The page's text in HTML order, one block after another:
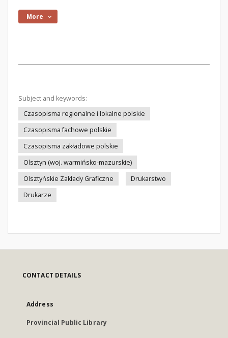
More
Subject and keywords:
Czasopisma regionalne i lokalne polskie
Czasopisma fachowe polskie
Czasopisma zakładowe polskie
Olsztyn (woj. warmińsko-mazurskie)
Olsztyńskie Zakłady Graficzne
Drukarstwo
Drukarze
CONTACT DETAILS
Address
Provincial Public Library